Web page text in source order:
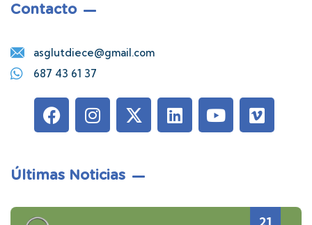
Contacto
asglutdiece@gmail.com
687 43 61 37
Últimas Noticias